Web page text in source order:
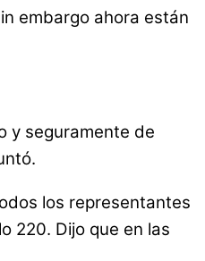
embargo ahora están
y seguramente de
los representantes
220. Dijo que en las